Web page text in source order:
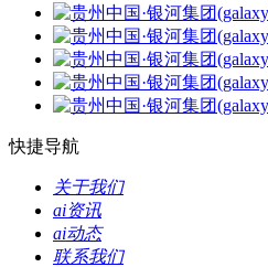
快捷导航
关于我们
ai资讯
ai动态
联系我们